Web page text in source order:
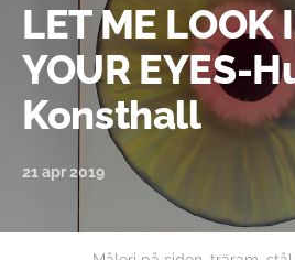
LET ME LOOK
YOUR EYES-
Konsthall
21 apr 2019